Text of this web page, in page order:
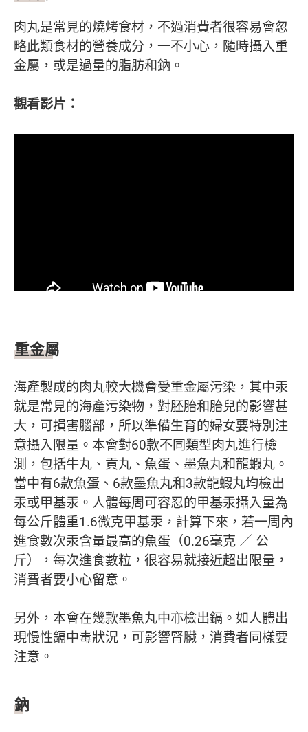
肉丸是常見的燒烤食材，不過消費者很容易會忽
略此類食材的營養成分，一不小心，隨時攝入重
金屬，或是過量的脂肪和鈉。
觀看影片：
重金屬
海產製成的肉丸較大機會受重金屬污染，其中汞
就是常見的海產污染物，對胚胎和胎兒的影響甚
大，可損害腦部，所以準備生育的婦女要特別注
意攝入限量。本會對60款不同類型肉丸進行檢
測，包括牛丸、貢丸、魚蛋、墨魚丸和龍蝦丸。
當中有6款魚蛋、6款墨魚丸和3款龍蝦丸均檢出
汞或甲基汞。人體每周可容忍的甲基汞攝入量為
每公斤體重1.6微克甲基汞，計算下來，若一周內
進食數次汞含量最高的魚蛋（0.26毫克 ／ 公
斤），每次進食數粒，很容易就接近超出限量，
消費者要小心留意。
另外，本會在幾款墨魚丸中亦檢出鎘。如人體出
現慢性鎘中毒狀況，可影響腎臟，消費者同樣要
注意。
鈉